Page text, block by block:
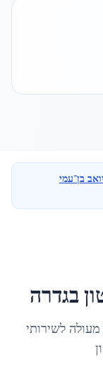
יואב בן־עמי
בגדרה
לשירותי